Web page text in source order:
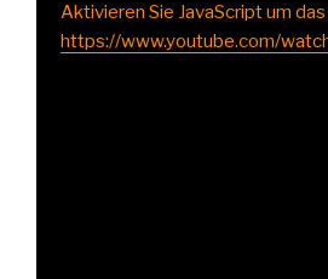
Aktivieren Sie JavaScript um
https://www.youtube.com/